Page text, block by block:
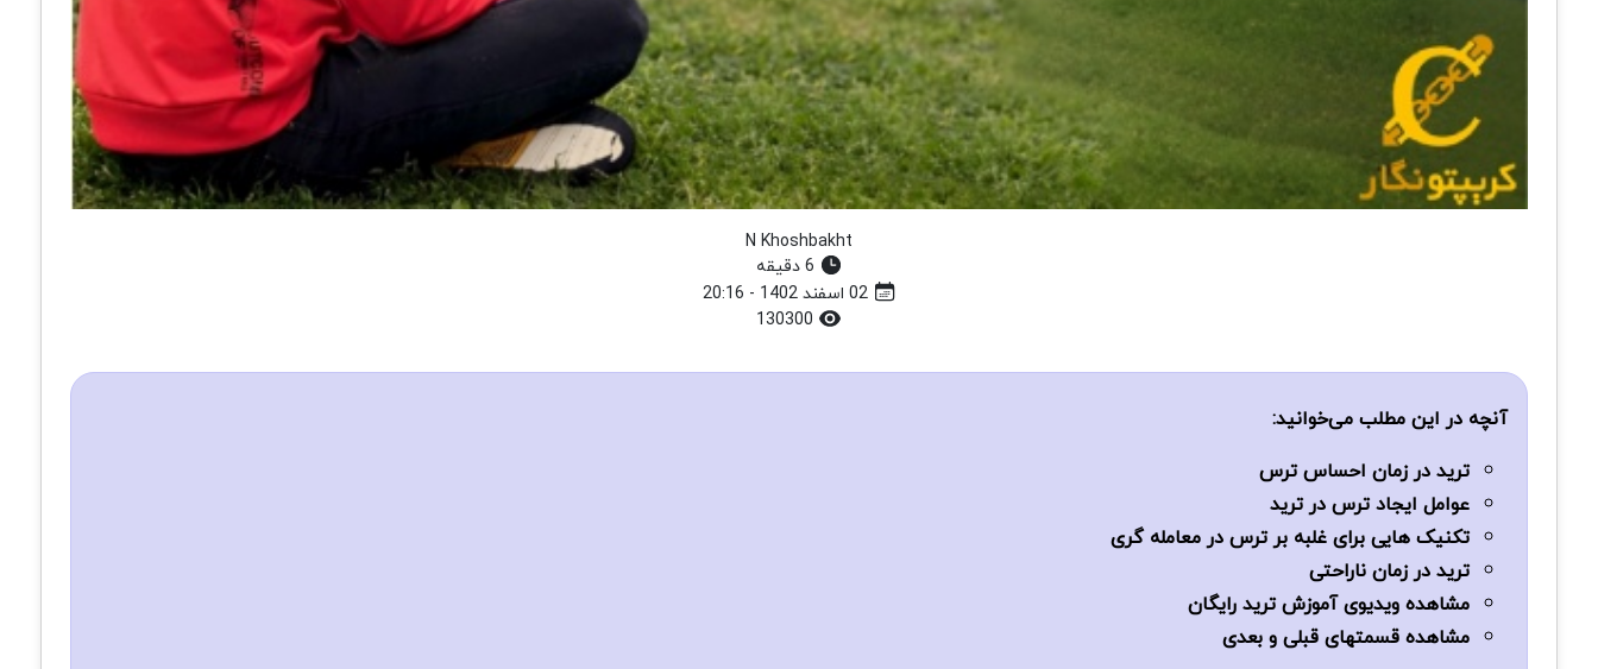
N Khoshbakht
02 اسفند 1402 - 20:16
آنچه در این مطلب می‌خوانید:
ترید در زمان احساس ترس
عوامل ایجاد ترس در ترید
تکنیک هایی برای غلبه بر ترس در معامله گری
ترید در زمان ناراحتی
مشاهده ویديوی آموزش ترید رایگان
مشاهده قسمتهای قبلی و بعدی